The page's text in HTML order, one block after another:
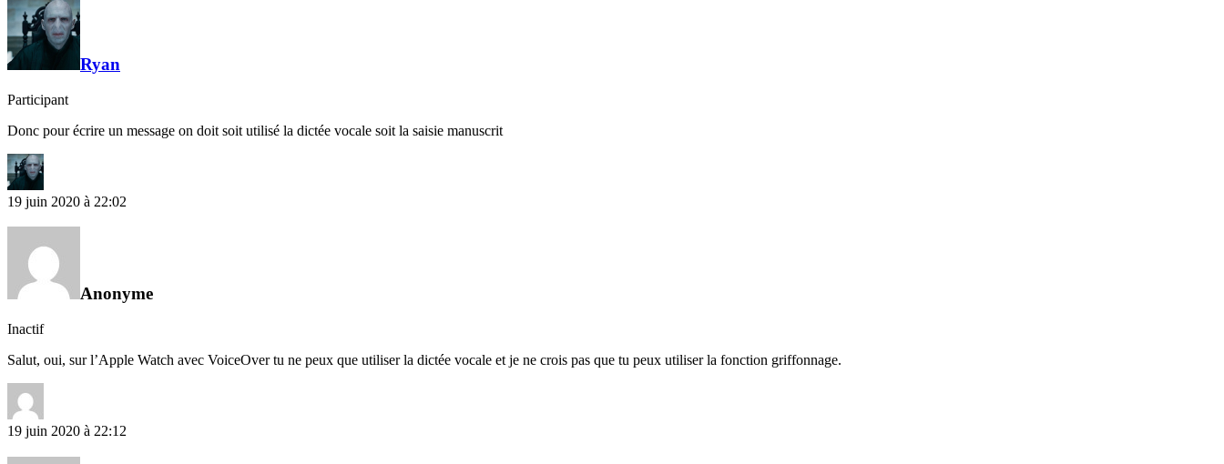
Ryan
Participant
Donc pour écrire un message on doit soit utilisé la dictée vocale soit la saisie manuscrit
19 juin 2020 à 22:02
Anonyme
Inactif
Salut, oui, sur l’Apple Watch avec VoiceOver tu ne peux que utiliser la dictée vocale et je ne crois pas que tu peux utiliser la fonction griffonnage.
19 juin 2020 à 22:12